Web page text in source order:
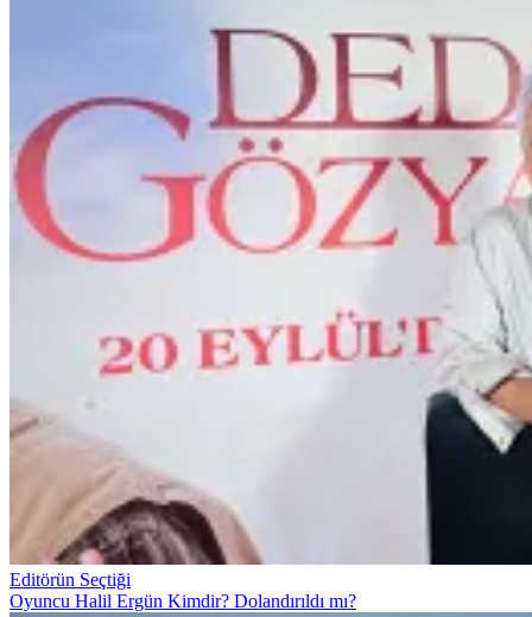
Editörün Seçtiği
Oyuncu Halil Ergün Kimdir? Dolandırıldı mı?